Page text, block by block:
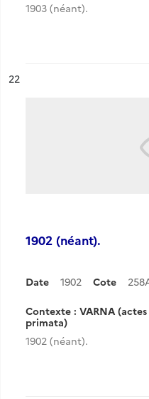
1903 (néant).
n°
22
1902 (néant).
Date 1902 Cote
Contexte : VARNA
primata)
1902 (néant).